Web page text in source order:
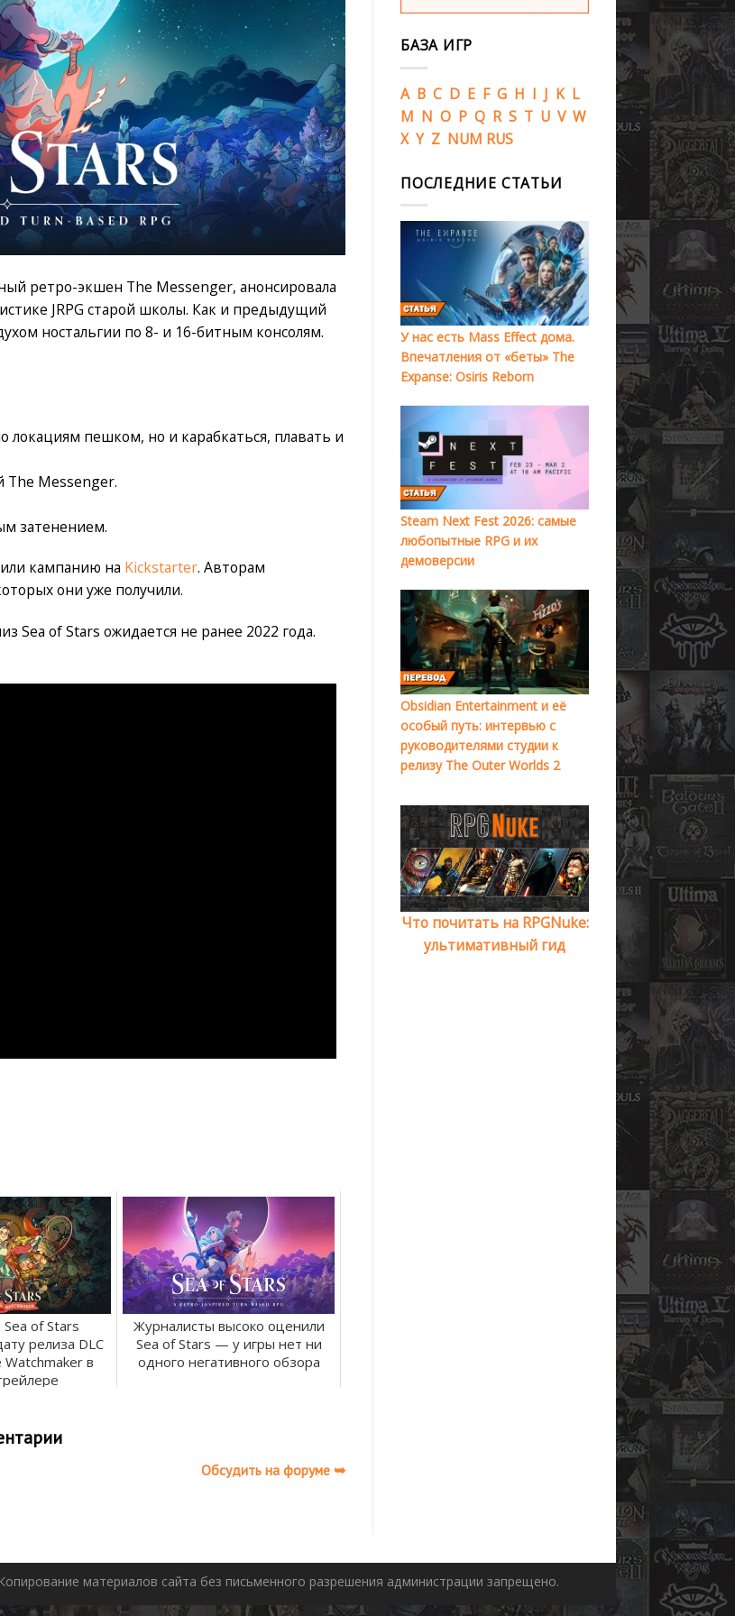
ретро-экшен The Messenger, анонсировала
JRPG старой школы. Как и предыдущий
ностальгии по 8- и 16-битным консолям.
пешком, но и карабкаться, плавать и
The Messenger.
затенением.
кампанию на Kickstarter. Авторам
они уже получили.
Sea of Stars ожидается не ранее 2022 года.
of Stars
релиза DLC
в
Журналисты высоко оценили
Sea of Stars — у игры нет ни
одного негативного обзора
Обсудить на форуме ➥
БАЗА ИГР
A B C D E F G H I J K L
M N O P Q R S T U V W
X Y Z NUM RUS
ПОСЛЕДНИЕ СТАТЬИ
У нас есть Mass Effect дома.
Впечатления от «беты» The
Expanse: Osiris Reborn
Steam Next Fest 2026: самые
любопытные RPG и их
демоверсии
Obsidian Entertainment и её
особый путь: интервью с
руководителями студии к
релизу The Outer Worlds 2
Что почитать на RPGNuke:
ультимативный гид
материалов сайта без письменного разрешения администрации запрещено.